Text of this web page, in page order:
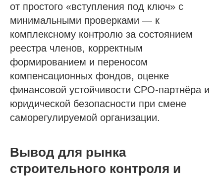
от простого «вступления под ключ» с
минимальными проверками — к
комплексному контролю за состоянием
реестра членов, корректным
формированием и переносом
компенсационных фондов, оценке
финансовой устойчивости СРО‑партнёра и
юридической безопасности при смене
саморегулируемой организации.
Вывод для рынка
строительного контроля и